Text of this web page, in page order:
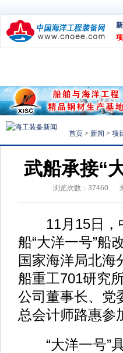
首页 > 新闻 > 项
武船承接“
浏览次数： 37460
11月15日，
船“大洋一号”船
国家海洋局北海
船重工701研究
公司董事长、党
总会计师路惠参
“大洋一号”具